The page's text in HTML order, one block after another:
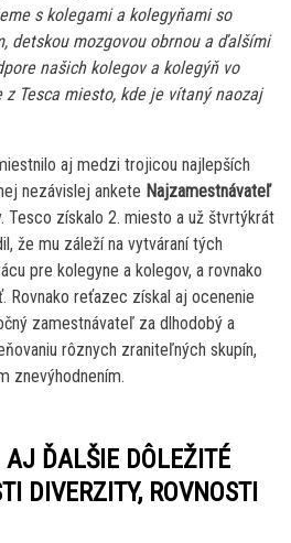
s kolegami a kolegyňami so
detskou mozgovou obrnou a ďalšími
našich kolegov a kolegýň vo
Tesca miesto, kde je vítaný naozaj
aj medzi trojicou najlepších
nezávislej ankete Najzamestnávateľ
Tesco získalo 2. miesto a už štvrtýkrát
že mu záleží na vytváraní tých
pre kolegyne a kolegov, a rovnako
Rovnako reťazec získal aj ocenenie
zamestnávateľ za dlhodobý a
rôznych zraniteľných skupín,
znevýhodnením.
ĎALŠIE DÔLEŽITÉ
DIVERZITY, ROVNOSTI